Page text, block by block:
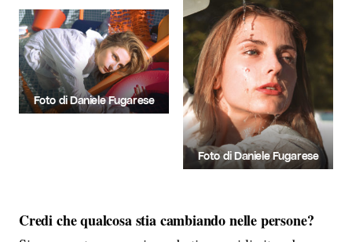
Foto di Daniele Fugarese
Foto di Daniele Fugarese
Credi che qualcosa stia cambiando nelle persone?